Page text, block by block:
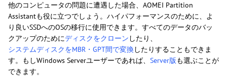
他のコンピュータの問題に遭遇した場合、AOMEI Partition
Assistantも役に立つでしょう。ハイパフォーマンスのために、よ
り良いSSDへのOSの移行に使用できます。すべてのデータのバッ
クアップのためにディスクをクローン したり、
システムディスクをMBR・GPT間で変換したりすることもできま
す。もしWindows Serverユーザーであれば、 Server版も選ぶことが
できます。